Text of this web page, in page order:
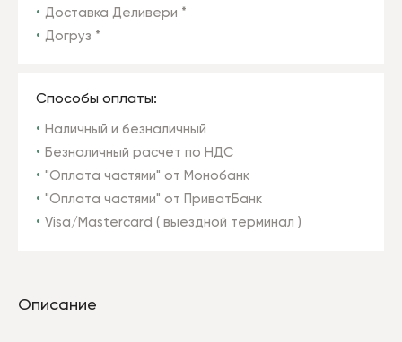
Доставка Деливери *
Догруз *
Способы оплаты:
Наличный и безналичный
Безналичный расчет по НДС
"Оплата частями" от Монобанк
"Оплата частями" от ПриватБанк
Visa/Mastercard ( выездной терминал )
Описание